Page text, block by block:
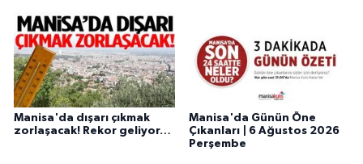
Manisa'da dışarı çıkmak
zorlaşacak! Rekor geliyor…
Manisa'da Günün Öne
Çıkanları | 6 Ağustos 2026
Perşembe